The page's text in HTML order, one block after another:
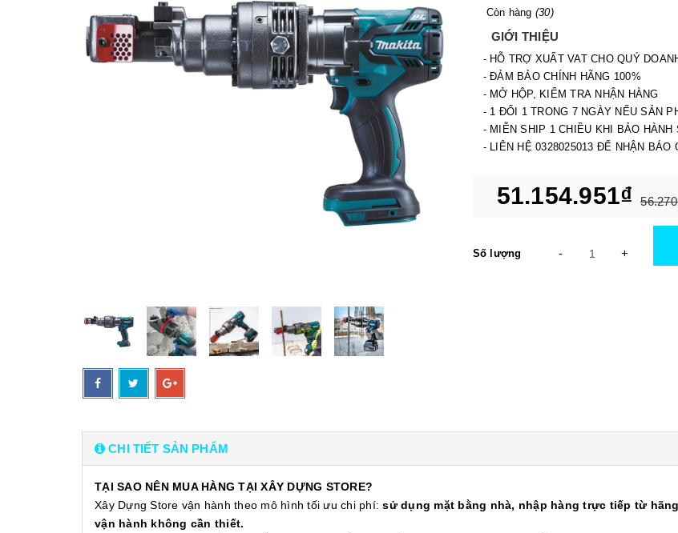
Còn hàng (30)
GIỚI THIỆU
- HỖ TRỢ XUẤT VAT CHO QUÝ
- ĐẢM BẢO CHÍNH HÃNG 100%
- MỞ HỘP, KIỂM TRA NHẬN HÀNG
- 1 ĐỔI 1 TRONG 7 NGÀY NẾU SẢN
- MIỄN SHIP 1 CHIỀU KHI BẢO HÀNH
- LIÊN HỆ 0328025013 ĐỂ NHẬN BÁO
51.154.951₫
Số lượng - +
CHI TIẾT SẢN PHẨM
TẠI SAO NÊN MUA HÀNG TẠI XÂY DỰNG STORE?
Xây Dựng Store vận hành theo mô hình tối ưu chi phí:sử dụng mặt bằng nhà, nhập hàng trực tiếp từ
vận hành không cần thiết.